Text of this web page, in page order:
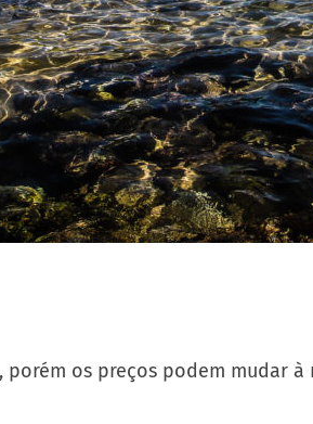
os preços podem mudar